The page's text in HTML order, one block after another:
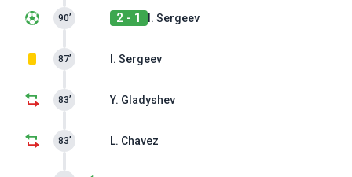
L. Chavez
83’
Y. Gladyshev
83’
I. Sergeev
87’
I. Sergeev
2 - 1
90’